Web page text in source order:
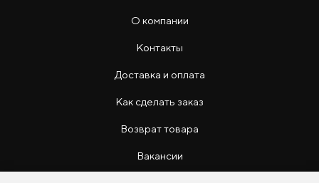
О компании
Контакты
Доставка и оплата
Как сделать заказ
Возврат товара
Вакансии